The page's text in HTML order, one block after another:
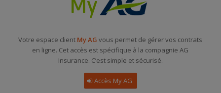
Votre espace client My AG vous permet de gérer vos contrats
en ligne. Cet accès est spécifique à la compagnie AG
Insurance. C’est simple et sécurisé.
Accès My AG